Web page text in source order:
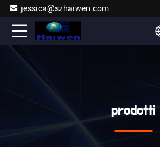
jessica@szhaiwen.com
prodotti